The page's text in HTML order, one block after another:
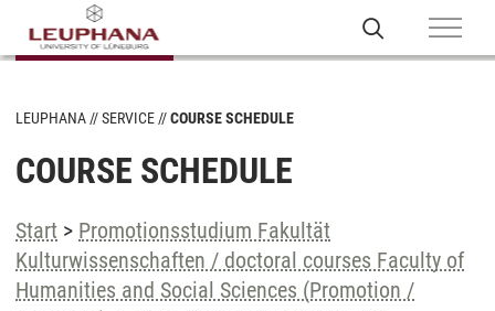
LEUPHANA SERVICE COURSE SCHEDULE
COURSE SCHEDULE
Start > Promotionsstudium Fakultät
Kulturwissenschaften / doctoral courses Faculty of
Humanities and Social Sciences (Promotion /